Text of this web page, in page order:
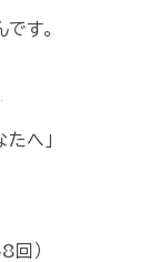
す。
へ」
回）